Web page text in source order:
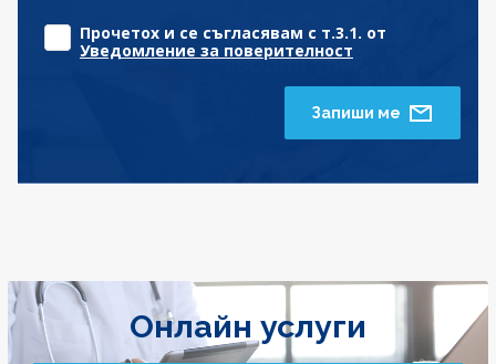
Прочетох и се съгласявам с т.3.1. от
Уведомление за поверителност
Запиши ме
Онлайн услуги